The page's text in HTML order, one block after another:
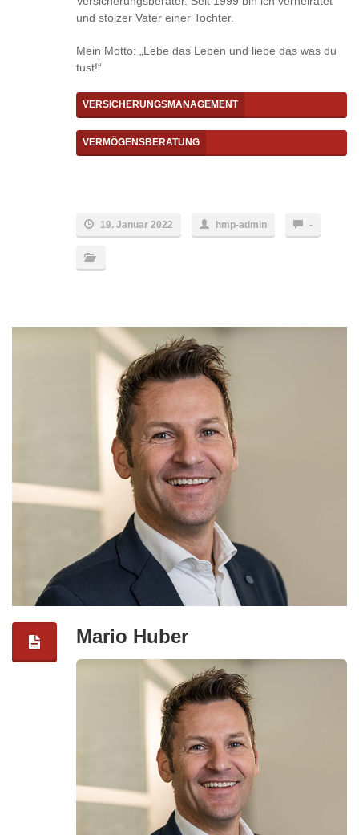
und stolzer Vater einer Tochter.
Mein Motto: „Lebe das Leben und liebe das was du
tust!“
VERSICHERUNGSMANAGEMENT
VERMÖGENSBERATUNG
19. Januar 2022 hmp-admin -
Mario Huber